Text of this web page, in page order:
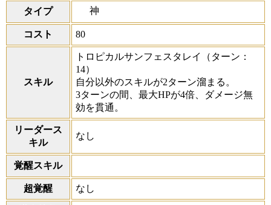
タイプ 神
コスト 80
スキル
トロピカルサンフェスタレイ
（ターン：
14）
自分以外のスキルが2ターン溜まる。
3ターンの間、最大HPが4倍、ダメージ無
効を貫通。
リーダース
キル
なし
覚醒スキル
超覚醒 なし